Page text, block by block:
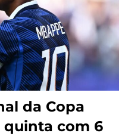
da Copa
quinta com 6